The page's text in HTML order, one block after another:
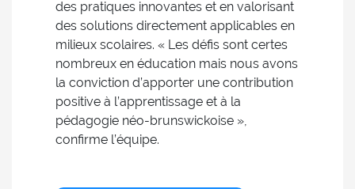
des pratiques innovantes et en valorisant
des solutions directement applicables en
milieux scolaires. « Les défis sont certes
nombreux en éducation mais nous avons
la conviction d’apporter une contribution
positive à l’apprentissage et à la
pédagogie néo-brunswickoise »,
confirme l’équipe.